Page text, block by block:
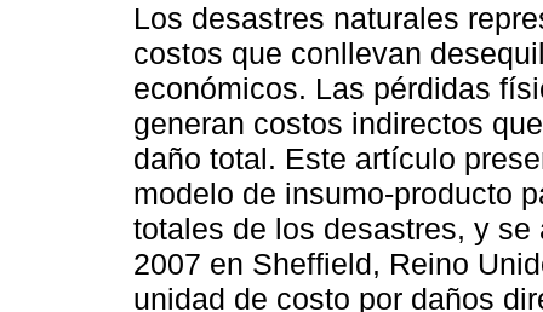
Los desastres naturales
costos que conllevan
económicos. Las pérdidas
generan costos indirectos
daño total. Este artículo
modelo de insumo-producto
totales de los desastres, y
2007 en Sheffield, Reino
unidad de costo por daños